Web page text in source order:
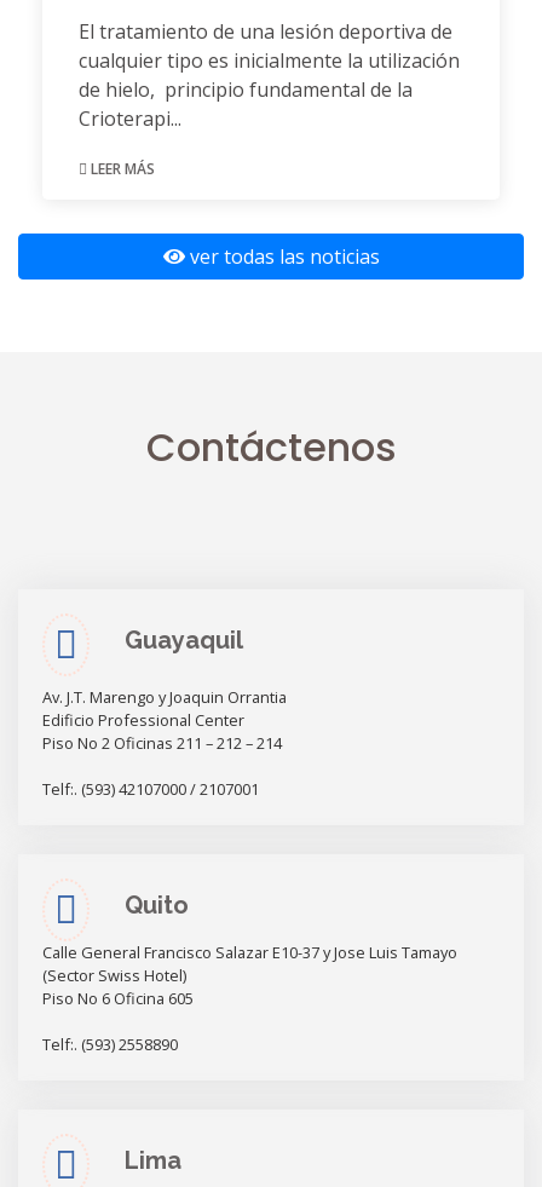
El tratamiento de una lesión deportiva de
cualquier tipo es inicialmente la utilización
de hielo, principio fundamental de la
Crioterapi...
LEER MÁS
ver todas las noticias
Contáctenos
Guayaquil
Av. J.T. Marengo y Joaquin Orrantia
Edificio Professional Center
Piso No 2 Oficinas 211 – 212 – 214
Telf:. (593) 42107000 / 2107001
Quito
Calle General Francisco Salazar E10-37 y Jose Luis Tamayo
(Sector Swiss Hotel)
Piso No 6 Oficina 605
Telf:. (593) 2558890
Lima